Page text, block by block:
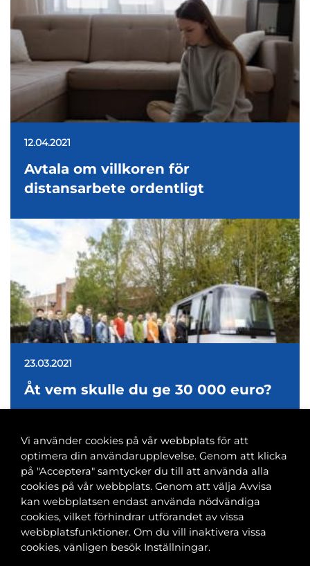
12.04.2021
Avtala om villkoren för
distansarbete ordentligt
23.03.2021
Åt vem skulle du ge 30 000 euro?
Banvaktsgatan 2A, 00520 Helsingfors
040 585 2586
kansli@tfif.fi
Vi använder cookies på vår webbplats för att
optimera din användarupplevelse. Genom att klicka
på "Acceptera" samtycker du till att använda alla
cookies på vår webbplats. Genom att välja Avvisa
kan webbplatsen endast använda nödvändiga
cookies, vilket förhindrar utförandet av vissa
webbplatsfunktioner. Om du vill inaktivera vissa
cookies, vänligen besök Inställningar.